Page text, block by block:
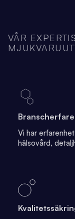
VÅR
Vi har
hälsovård,